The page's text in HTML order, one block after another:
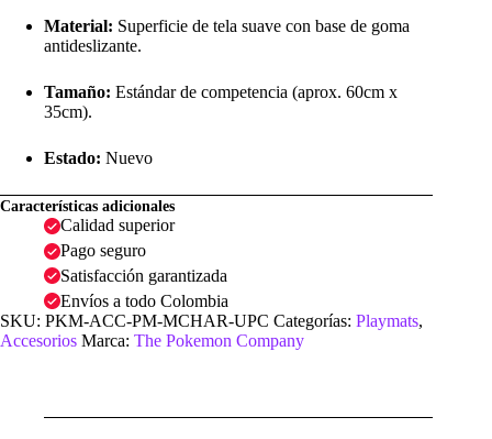
Material: Superficie de tela suave con base de goma
antideslizante.
Tamaño: Estándar de competencia (aprox. 60cm x
35cm).
Estado: Nuevo
Características adicionales
Calidad superior
Pago seguro
Satisfacción garantizada
Envíos a todo Colombia
SKU: PKM-ACC-PM-MCHAR-UPC Categorías: Playmats,
Accesorios Marca: The Pokemon Company